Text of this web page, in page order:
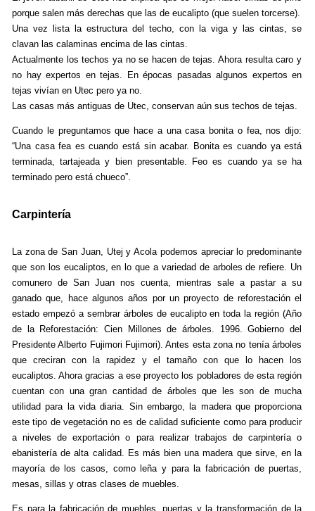
porque salen más derechas que las de eucalipto (que suelen torcerse).
Una vez lista la estructura del techo, con la viga y las cintas, se
clavan las calaminas encima de las cintas.
Actualmente los techos ya no se hacen de tejas. Ahora resulta caro y
no hay expertos en tejas. En épocas pasadas algunos expertos en
tejas vivían en Utec pero ya no.
Las casas más antiguas de Utec, conservan aún sus techos de tejas.
Cuando le preguntamos que hace a una casa bonita o fea, nos dijo:
“Una casa fea es cuando está sin acabar. Bonita es cuando ya está
terminada, tartajeada y bien presentable. Feo es cuando ya se ha
terminado pero está chueco”.
Carpintería
La zona de San Juan, Utej y Acola podemos apreciar lo predominante
que son los eucaliptos, en lo que a variedad de arboles de refiere. Un
comunero de San Juan nos cuenta, mientras sale a pastar a su
ganado que, hace algunos años por un proyecto de reforestación el
estado empezó a sembrar árboles de eucalipto en toda la región (Año
de la Reforestación: Cien Millones de árboles. 1996. Gobierno del
Presidente Alberto Fujimori Fujimori). Antes esta zona no tenía árboles
que creciran con la rapidez y el tamaño con que lo hacen los
eucaliptos. Ahora gracias a ese proyecto los pobladores de esta región
cuentan con una gran cantidad de árboles que les son de mucha
utilidad para la vida diaria. Sin embargo, la madera que proporciona
este tipo de vegetación no es de calidad suficiente como para producir
a niveles de exportación o para realizar trabajos de carpintería o
ebanistería de alta calidad. Es más bien una madera que sirve, en la
mayoría de los casos, como leña y para la fabricación de puertas,
mesas, sillas y otras clases de muebles.
Es para la fabricación de muebles, puertas y la transformación de la